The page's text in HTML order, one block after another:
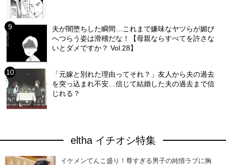
夫が闇堕ちした瞬間…これまで嫌味なヤツらが媚び
へつらう姿は滑稽だな！【母親ならすべてを許さな
いとダメですか？ Vol.28】
「元嫁と別れた理由ってそれ？」友人から夫の過去
を突っ込まれ不安…信じて結婚した夫の過去まで信
じれる？
eltha イチオシ特集
イケメンてんこ盛り！尊すぎる男子の純情ラブに胸